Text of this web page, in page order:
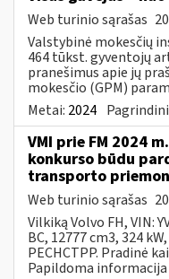
Web turinio sąrašas
Valstybinė mokesčių
464 tūkst. gyventojų
pranešimus apie jų
mokesčio (GPM)
Metai: 2024
VMI prie FM 2024
konkurso būdu
transporto
Web turinio sąrašas
Vilkiką Volvo FH, VIN:
BC, 12777 cm3, 324
PECHCTPP. Pradinė
Papildoma informacija